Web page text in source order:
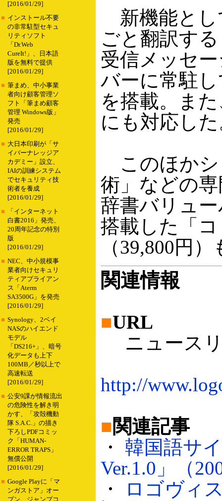
[2016/01/29]
■ インストール不要
の非常駐型セキュ
リティソフト
「Dr.Web
CureIt!」、日本語
版を無料で提供
[2016/01/29]
■ 筆まめ、中小事業
者向け顧客管理ソ
フト「筆まめ顧客
管理 Windows版」
発売
[2016/01/29]
■ 大日本印刷が「サ
イバーナレッジア
カデミー」設立、
IAIの訓練システム
でセキュリティ技
術者を養成
[2016/01/29]
■
「インターネット
白書2016」発売、
20周年記念の特別
版
[2016/01/29]
■ NEC、中小規模事
業者向けセキュリ
ティアプライアン
ス「Aterm
SA3500G」を発売
[2016/01/29]
■ Synology、2ベイ
NASのハイエンド
モデル
「DS216+」、暗号
化データも上下
100MB／秒以上で
高速転送
[2016/01/29]
■ 公安9課が情報流出
の危険性を解き明
かす、「攻殻機動
隊 S.A.C.」の描き
下ろしPDFコミッ
ク「HUMAN-
ERROR TRAPS」
無償公開
[2016/01/29]
■ Google Playに「マ
ンガストア」オー
プン、ジャンプコ
新機能とし
ごと翻訳す
受信メッセ
バーに常駐
を搭載。ま
にも対応し
このほかシ
術」などの
辞書バリュ
搭載した「
（39,800円
関連情報
■URL
ニュース
http://
■関連記事
・ 韓国語サ
Ver.1.0」（
・
ロゴヴィ